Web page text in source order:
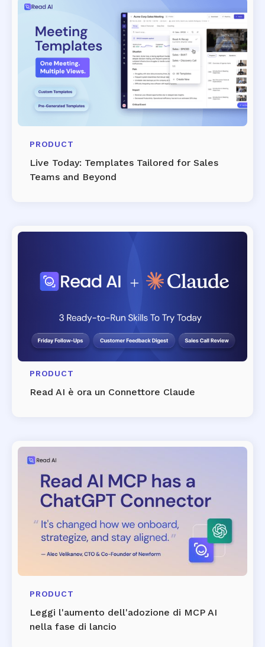
PRODUCT
Live Today: Templates Tailored for Sales
Teams and Beyond
PRODUCT
Read AI è ora un Connettore Claude
PRODUCT
Leggi l'aumento dell'adozione di MCP AI
nella fase di lancio